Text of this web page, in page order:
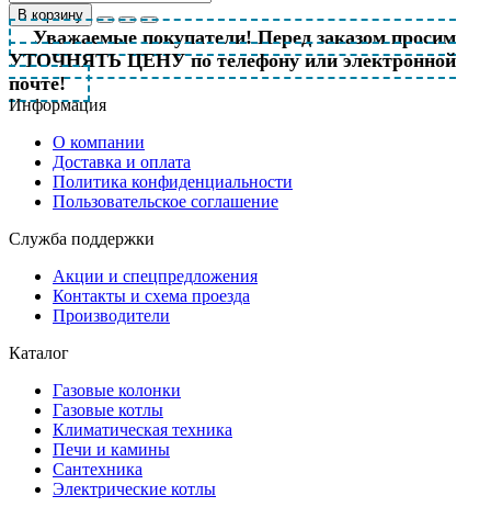
В корзину
Уважаемые покупатели! Перед заказом просим
УТОЧНЯТЬ ЦЕНУ по телефону или электронной
почте!
Информация
О компании
Доставка и оплата
Политика конфиденциальности
Пользовательское соглашение
Служба поддержки
Акции и спецпредложения
Контакты и схема проезда
Производители
Каталог
Газовые колонки
Газовые котлы
Климатическая техника
Печи и камины
Сантехника
Электрические котлы